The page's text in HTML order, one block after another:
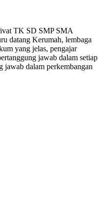
TK SD SMP SMA
datang Kerumah, lembaga
yang jelas, pengajar
jawab dalam setiap
jawab dalam perkembangan